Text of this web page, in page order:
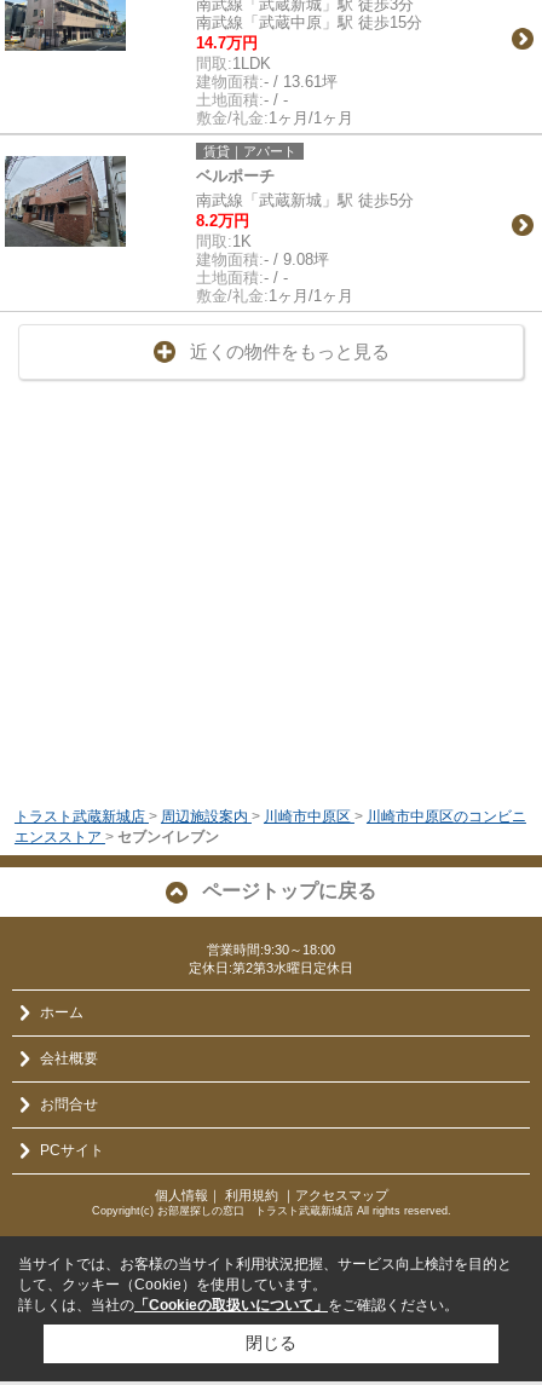
南武線「武蔵新城」駅 徒歩3分
南武線「武蔵中原」駅 徒歩15分
14.7万円
間取:1LDK
建物面積:- / 13.61坪
土地面積:- / -
敷金/礼金:1ヶ月/1ヶ月
賃貸｜アパート
ベルポーチ
南武線「武蔵新城」駅 徒歩5分
8.2万円
間取:1K
建物面積:- / 9.08坪
土地面積:- / -
敷金/礼金:1ヶ月/1ヶ月
近くの物件をもっと見る
トラスト武蔵新城店 > 周辺施設案内 > 川崎市中原区 > 川崎市中原区のコンビニ
エンスストア > セブンイレブン
ページトップに戻る
営業時間:9:30～18:00
定休日:第2第3水曜日定休日
ホーム
会社概要
お問合せ
PCサイト
個人情報 ｜ 利用規約｜ アクセスマップ
Copyright(c) お部屋探しの窓口 トラスト武蔵新城店 All rights reserved.
当サイトでは、お客様の当サイト利用状況把握、サービス向上検討を目的と
して、クッキー（Cookie）を使用しています。
詳しくは、当社の 「Cookieの取扱いについて」 をご確認ください。
閉じる